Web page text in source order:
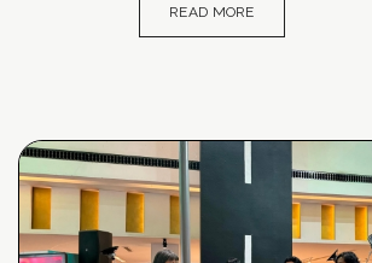
READ MORE